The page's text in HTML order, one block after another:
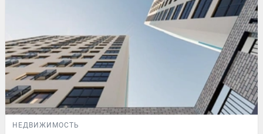
НЕДВИЖИМОСТЬ